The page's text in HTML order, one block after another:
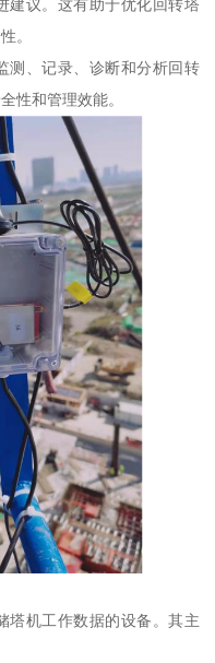
建议。这有助于优化回转塔
。
测、记录、诊断和分析回转
性和管理效能。
塔机工作数据的设备。其主